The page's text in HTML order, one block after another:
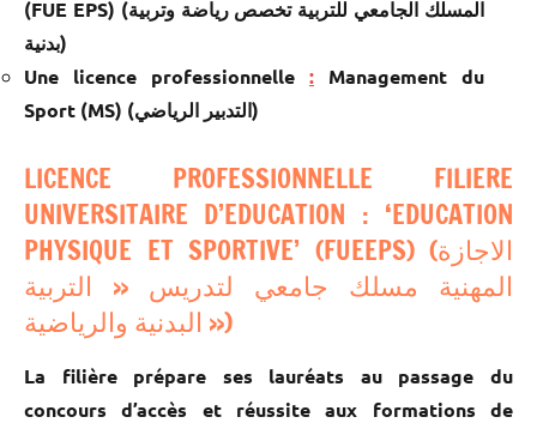
(FUE EPS) (المسلك الجامعي للتربية تخصص رياضة وتربية
بدنية)
Une licence professionnelle : Management du
Sport (MS) (التدبير الرياضي)
LICENCE PROFESSIONNELLE FILIERE
UNIVERSITAIRE D’EDUCATION : ‘EDUCATION
PHYSIQUE ET SPORTIVE’ (FUEEPS) (الاجازة
المهنية مسلك جامعي لتدريس « التربية
البدنية والرياضية »)
La filière prépare ses lauréats au passage du
concours d’accès et réussite aux formations de